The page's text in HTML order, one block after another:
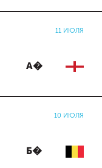
11 ИЮЛЯ
А�
10 ИЮЛЯ
Б�